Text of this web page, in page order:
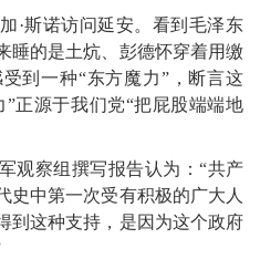
斯诺访问延安。看到毛泽东
睡的是土炕、彭德怀穿着用缴
到一种“东方魔力”，断言这
”正源于我们党“把屁股端端地
察组撰写报告认为：“共产
史中第一次受有积极的广大人
到这种支持，是因为这个政府